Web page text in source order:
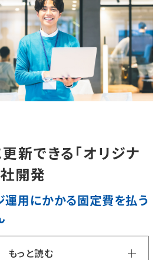
新できる 「オリジナ
開発
運用にかかる固定費を払う
もっと読む